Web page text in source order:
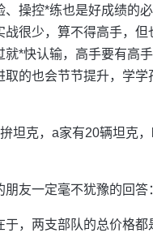
、操控*练也是好成绩的
战很少，算不得高手，
就*快认输，高手要有高
取的也会节节提升，学
坦克，a家有20辆坦克
友一定毫不犹豫的回答
，两支部队的总价格都